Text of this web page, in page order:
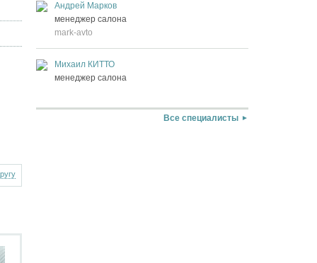
Андрей Марков
менеджер салона
mark-avto
Михаил КИТТО
менеджер салона
Все специалисты